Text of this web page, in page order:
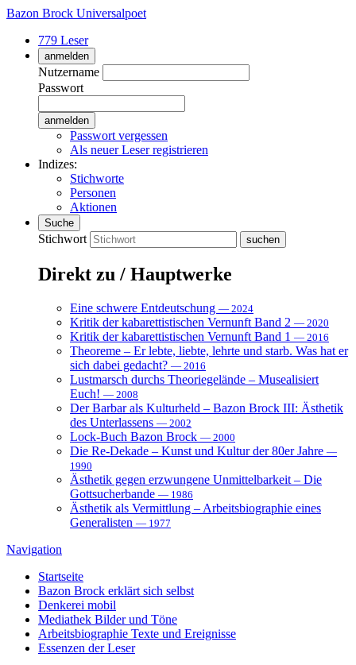
Bazon Brock Universalpoet
779 Leser
anmelden
Nutzername
Passwort
Passwort vergessen
Als neuer Leser registrieren
Indizes:
Stichworte
Personen
Aktionen
Suche
Stichwort
Direkt zu / Hauptwerke
Eine schwere Entdeutschung — 2024
Kritik der kabarettistischen Vernunft Band 2 — 2020
Kritik der kabarettistischen Vernunft Band 1 — 2016
Theoreme – Er lebte, liebte, lehrte und starb. Was hat er
sich dabei gedacht? — 2016
Lustmarsch durchs Theoriegelände – Musealisiert
Euch! — 2008
Der Barbar als Kulturheld – Bazon Brock III: Ästhetik
des Unterlassens — 2002
Lock-Buch Bazon Brock — 2000
Die Re-Dekade – Kunst und Kultur der 80er Jahre —
1990
Ästhetik gegen erzwungene Unmittelbarkeit – Die
Gottsucherbande — 1986
Ästhetik als Vermittlung – Arbeitsbiographie eines
Generalisten — 1977
Navigation
Startseite
Bazon Brock erklärt sich selbst
Denkerei mobil
Mediathek Bilder und Töne
Arbeitsbiographie Texte und Ereignisse
Essenzen der Leser